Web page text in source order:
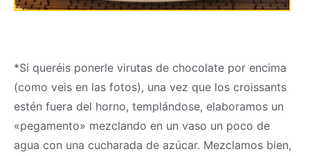
*Si queréis ponerle virutas de chocolate por encima
(como veis en las fotos), una vez que los croissants
estén fuera del horno, templándose, elaboramos un
«pegamento» mezclando en un vaso un poco de
agua con una cucharada de azúcar. Mezclamos bien,